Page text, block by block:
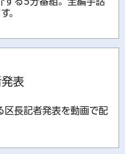
。
発表
区長記者発表を動画で配